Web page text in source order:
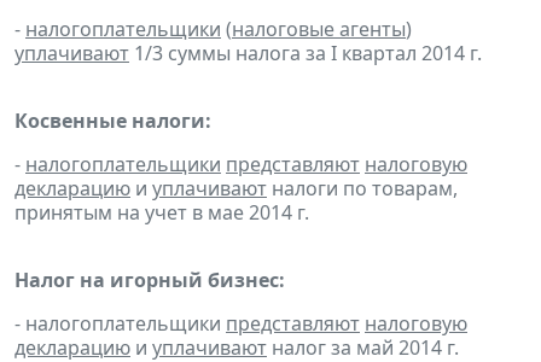
- налогоплательщики (налоговые агенты)
уплачивают 1/3 суммы налога за I квартал 2014 г.
Косвенные налоги:
- налогоплательщики представляют налоговую
декларацию и уплачивают налоги по товарам,
принятым на учет в мае 2014 г.
Налог на игорный бизнес:
- налогоплательщики представляют налоговую
декларацию и уплачивают налог за май 2014 г.